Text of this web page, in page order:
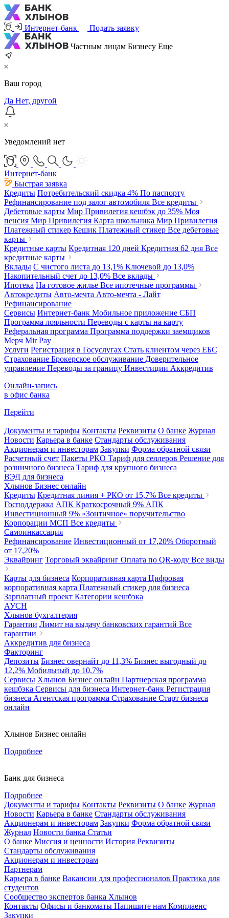
Интернет-банк Подать заявку
Частным лицам Бизнесу Еще
Ваш город
Да Нет, другой
Уведомлений нет
Интернет-банк
Быстрая заявка
Кредиты Потребительский скидка 4% По паспорту
Рефинансирование под залог автомобиля Все кредиты
Дебетовые карты Мир Привилегия кешбэк до 35% Моя
пенсия Мир Привилегия Карта школьника Мир Привилегия
Платежный стикер Кешик Платежный стикер Все дебетовые
карты
Кредитные карты Кредитная 120 дней Кредитная 62 дня Все
кредитные карты
Вклады С чистого листа до 13,1% Ключевой до 13,0%
Накопительный счет до 13,0% Все вклады
Ипотека На готовое жилье Все ипотечные программы
Автокредиты Авто-мечта Авто-мечта - Лайт
Рефинансирование
Сервисы Интернет-банк Мобильное приложение СБП
Программа лояльности Переводы с карты на карту
Реферальная программа Программа поддержки заемщиков
Мерч Mir Pay
Услуги Регистрация в Госуслугах Стать клиентом через ЕБС
Страхование Брокерское обслуживание Доверительное
управление Переводы за границу Инвестиции Аккредитив
Онлайн-запись
в офис банка
Перейти
Документы и тарифы Контакты Реквизиты О банке Журнал
Новости Карьера в банке Стандарты обслуживания
Акционерам и инвесторам Закупки Форма обратной связи
Расчетный счет Пакеты РКО Тариф для селлеров Решение для
розничного бизнеса Тариф для крупного бизнеса
ВЭД для бизнеса
Хлынов Бизнес онлайн
Кредиты Кредитная линия + РКО от 15,7% Все кредиты
Господдержка АПК Краткосрочный 9% АПК
Инвестиционный 9% «Зонтичное» поручительство
Корпорации МСП Все кредиты
Самоинкассация
Рефинансирование Инвестиционный от 17,20% Оборотный
от 17,20%
Эквайринг Торговый эквайринг Оплата по QR-коду Все виды
Карты для бизнеса Корпоративная карта Цифровая
корпоративная карта Платежный стикер для бизнеса
Зарплатный проект Категории кешбэка
АУСН
Хлынов бухгалтерия
Гарантии Лимит на выдачу банковских гарантий Все
гарантии
Аккредитив для бизнеса
Факторинг
Депозиты Бизнес овернайт до 11,3% Бизнес выгодный до
12,2% Мобильный до 10,7%
Сервисы Хлынов Бизнес онлайн Партнерская программа
кешбэка Сервисы для бизнеса Интернет-банк Регистрация
бизнеса Агентская программа Страхование Старт бизнеса
онлайн
Хлынов Бизнес онлайн
Подробнее
Банк для бизнеса
Подробнее
Документы и тарифы Контакты Реквизиты О банке Журнал
Новости Карьера в банке Стандарты обслуживания
Акционерам и инвесторам Закупки Форма обратной связи
Журнал Новости банка Статьи
О банке Миссия и ценности История Реквизиты
Стандарты обслуживания
Акционерам и инвесторам
Партнерам
Карьера в банке Вакансии для профессионалов Практика для
студентов
Сообщество экспертов банка Хлынов
Контакты Офисы и банкоматы Напишите нам Комплаенс
Закупки